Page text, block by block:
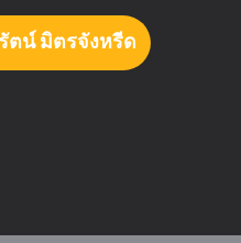
ตน์ มิตรจังหรีด